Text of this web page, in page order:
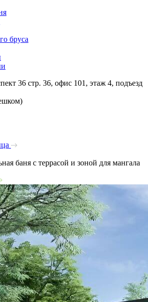
бруса
36 стр. 36, офис 101, этаж 4, подъезд
баня с террасой и зоной для мангала